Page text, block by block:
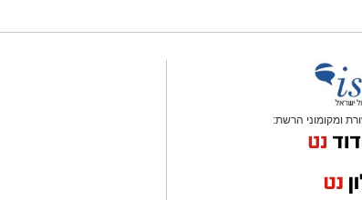
ומקומוני הרשת: